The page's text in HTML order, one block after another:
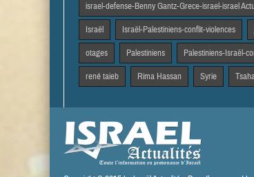
israel-defense-Benny Gantz-Grece-israel-israel
Israël Israël-Palestiniens-conflit-violences
otages Palestiniens Palestiniens-Israël-
rené taieb Rima Hassan Syrie